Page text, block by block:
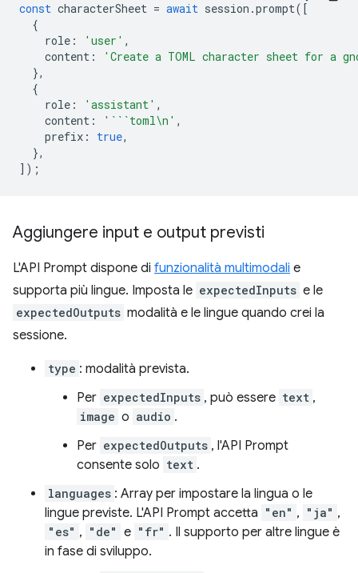
const characterSheet = await session .prompt([
{
role : 'user' ,
content :
'Create a TOML character sheet for a
},
{
role : 'assistant' ,
content : '```toml\n' ,
prefix : true,
},
]);
Aggiungere input e output previsti
L'API Prompt dispone di funzionalità multimodali e
supporta più lingue. Imposta le expectedInputs e le
expectedOutputs modalità e le lingue quando crei la
sessione.
type : modalità prevista.
Per expectedInputs , può essere text ,
image o audio .
Per expectedOutputs , l'API Prompt
consente solo text .
languages : Array per impostare la lingua o le
lingue previste. L'API Prompt accetta "en" , "ja" ,
"es" , "de" e "fr" . Il supporto per altre lingue è
in fase di sviluppo.